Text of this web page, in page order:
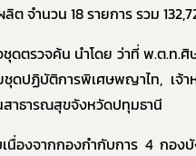
ต จำนวน 18 รายการ รวม 132,
ชุดตรวจค้น นำโดย ว่าที่ พ.ต.ท.
ดปฏิบัติการพิเศษพญาไท, เจ้า
าธารณสุขจังหวัดปทุมธานี
นื่องจากกองกำกับการ 4กองบั